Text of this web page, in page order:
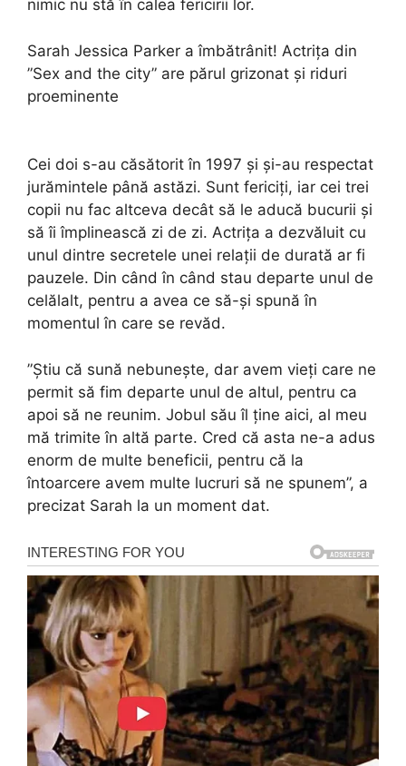
nimic nu stă în calea fericirii lor.
Sarah Jessica Parker a îmbătrânit! Actrița din
”Sex and the city” are părul grizonat și riduri
proeminente
Cei doi s-au căsătorit în 1997 și și-au respectat
jurămintele până astăzi. Sunt fericiți, iar cei trei
copii nu fac altceva decât să le aducă bucurii și
să îi împlinească zi de zi. Actrița a dezvăluit cu
unul dintre secretele unei relații de durată ar fi
pauzele. Din când în când stau departe unul de
celălalt, pentru a avea ce să-și spună în
momentul în care se revăd.
”Știu că sună nebunește, dar avem vieți care ne
permit să fim departe unul de altul, pentru ca
apoi să ne reunim. Jobul său îl ține aici, al meu
mă trimite în altă parte. Cred că asta ne-a adus
enorm de multe beneficii, pentru că la
întoarcere avem multe lucruri să ne spunem”, a
precizat Sarah la un moment dat.